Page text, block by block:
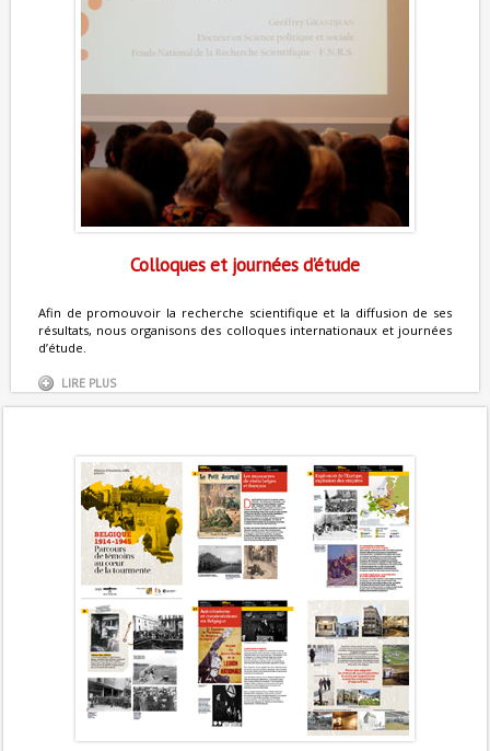
Colloques et journées d’étude
Afin de promouvoir la recherche scientifique et la diffusion de ses
résultats, nous organisons des colloques internationaux et journées
d’étude.
LIRE PLUS